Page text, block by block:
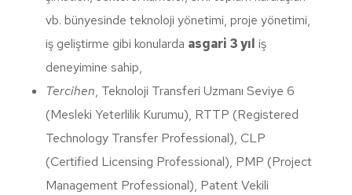
vb. bünyesinde teknoloji yönetimi, proje yönetimi,
iş geliştirme gibi konularda asgari 3 yıl iş
deneyimine sahip,
Tercihen, Teknoloji Transferi Uzmanı Seviye 6
(Mesleki Yeterlilik Kurumu), RTTP (Registered
Technology Transfer Professional), CLP
(Certified Licensing Professional), PMP (Project
Management Professional), Patent Vekili